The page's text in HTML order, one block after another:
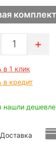
1
в 1 клик
в кредит
нашли
Доставка